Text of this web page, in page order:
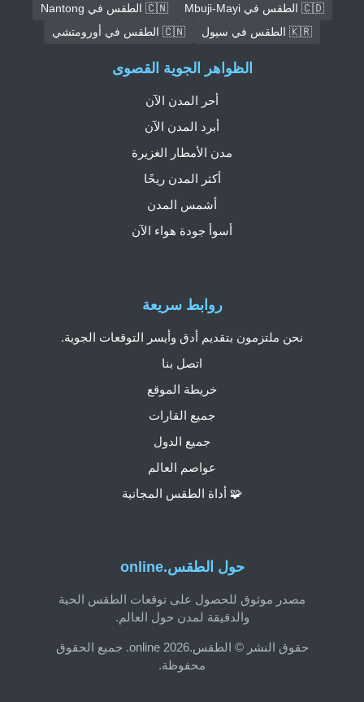
🇨🇩 الطقس في Mbuji-Mayi
🇨🇳 الطقس في Nantong
🇰🇷 الطقس في سيول
🇨🇳 الطقس في أورومتشي
حول الطقس.online
مصدر موثوق للحصول على توقعات الطقس الحية
والدقيقة لمدن حول العالم.
حقوق النشر © الطقس.online 2026. جميع الحقوق
محفوظة.
روابط سريعة
نحن ملتزمون بتقديم أدق وأيسر التوقعات الجوية.
اتصل بنا
خريطة الموقع
جميع القارات
جميع الدول
عواصم العالم
🧩 أداة الطقس المجانية
الظواهر الجوية القصوى
أحر المدن الآن
أبرد المدن الآن
مدن الأمطار الغزيرة
أكثر المدن ريحًا
أشمس المدن
أسوأ جودة هواء الآن